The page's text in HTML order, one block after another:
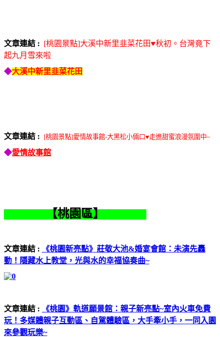
文章連結 : [桃園景點]大溪中新里韭菜花田♥秋初。台灣竟下
起九月雪來啦
◆大溪中新里韭菜花田
文章連結 : [桃園景點]愛情故事館-大黑松小倆口♥走進甜蜜浪漫氛圍中~
◆愛情故事館
【桃園區】
文章連結 :
《桃園新亮點》莊敬大池&婚宴會館：未演先轟
動！隱藏水上教堂，光與水的幸福協奏曲~
文章連結 :
《桃園》軌道願景館：親子新亮點~室內火車免費
玩！多媒體親子互動區、自駕體驗區，大手牽小手，一同入園
來參觀玩樂~